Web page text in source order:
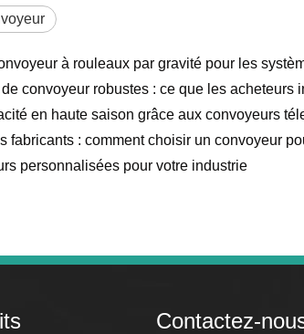
en haute saison grâce aux convoyeurs
personnalisées pour votre industrie
Contactez-